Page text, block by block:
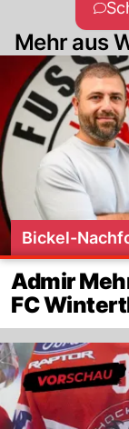
Mehr aus
Bickel-
Admir
FC